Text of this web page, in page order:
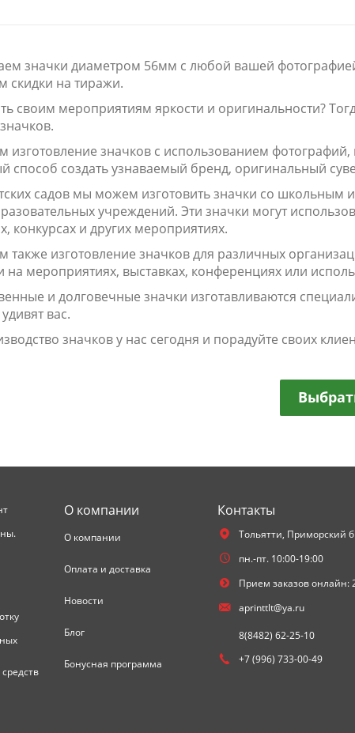
значки диаметром 56мм с любой вашей
скидки на тиражи.
своим мероприятиям яркости и оригинальности?
изготовление значков с использованием
способ создать узнаваемый бренд, оригинальный
садов мы можем изготовить значки со школьным
учреждений. Эти значки могут
конкурсах и других мероприятиях.
также изготовление значков для различных
мероприятиях, выставках, конференциях или
и долговечные значки изготавливаются
вас.
значков у нас сегодня и порадуйте своих
О компании
О компании
Оплата и доставка
Новости
Блог
Бонусная программа
Контакты
Тольятти, Приморский
пн.-пт. 10:00-19:00
Прием заказов онлайн:
aprinttlt@ya.ru
8(8482) 62-25-10
+7 (996) 733-00-49